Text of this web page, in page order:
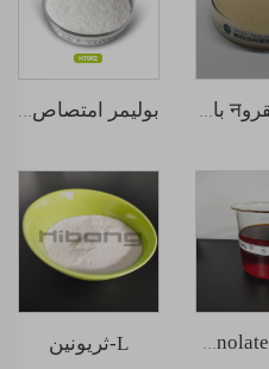
بورون مقروन بالأحماض الأمينية بوليمر امتصاص مياه خارق بوتاسيوم بولي أكريلات
L-ثريونين